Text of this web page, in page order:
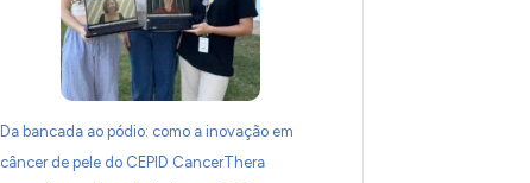
Da bancada ao pódio: como a inovação em
câncer de pele do CEPID CancerThera